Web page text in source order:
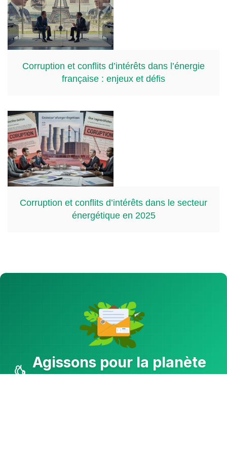
Corruption et conflits d’intérêts dans l’énergie
française : enjeux et défis
Corruption et conflits d’intérêts dans le secteur
énergétique en 2025
Agissons pour la planète
!